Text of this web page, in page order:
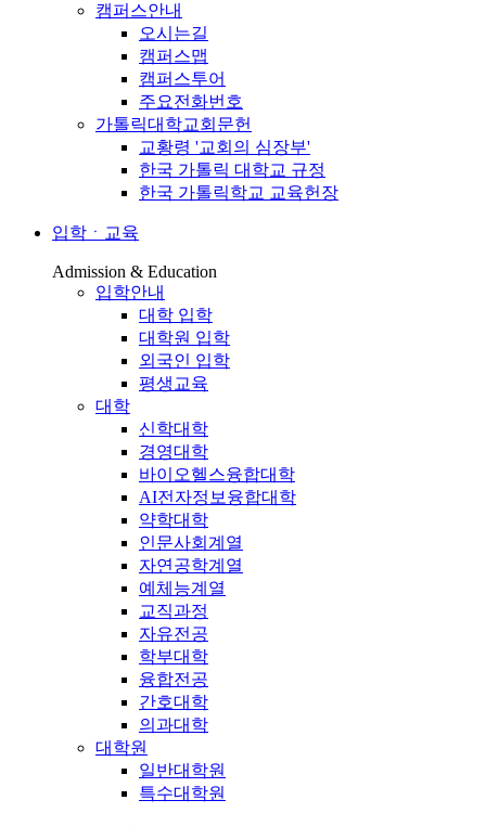
캠퍼스안내
오시는길
캠퍼스맵
캠퍼스투어
주요전화번호
가톨릭대학교회문헌
교황령 '교회의 심장부'
한국 가톨릭 대학교 규정
한국 가톨릭학교 교육헌장
입학ㆍ교육
Admission & Education
입학안내
대학 입학
대학원 입학
외국인 입학
평생교육
대학
신학대학
경영대학
바이오헬스융합대학
AI전자정보융합대학
약학대학
인문사회계열
자연공학계열
예체능계열
교직과정
자유전공
학부대학
융합전공
간호대학
의과대학
대학원
일반대학원
특수대학원